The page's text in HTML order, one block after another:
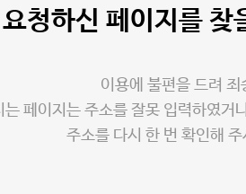
요청하신 페이지를 찾
이용에 불편을 드려 죄
는 페이지는 주소를 잘못 입력하였거
주소를 다시 한 번 확인해